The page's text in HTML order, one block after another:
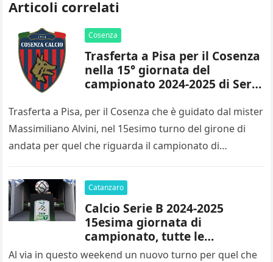
Articoli correlati
Cosenza
Trasferta a Pisa per il Cosenza
nella 15° giornata del
campionato 2024-2025 di Serie
Trasferta a Pisa, per il Cosenza che è guidato dal mister
Massimiliano Alvini, nel 15esimo turno del girone di
andata per quel che riguarda il campionato di…
Catanzaro
Calcio Serie B 2024-2025
15esima giornata di
campionato, tutte le
designazioni arbitrali
Al via in questo weekend un nuovo turno per quel che